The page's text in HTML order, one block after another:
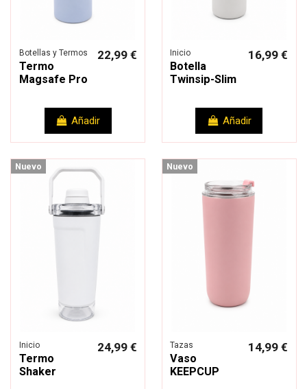
Botellas y Termos
Termo
Magsafe Pro
22,99 €
Añadir
Inicio
Botella
Twinsip-Slim
16,99 €
Añadir
Nuevo
Inicio
Termo
Shaker
24,99 €
Nuevo
Tazas
Vaso
KEEPCUP
14,99 €